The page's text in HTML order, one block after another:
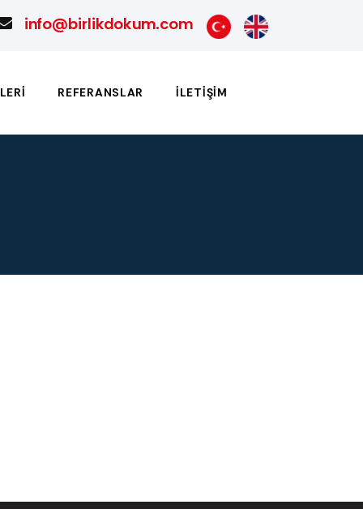
info@birlikdokum.com
REFERANSLAR İLETIŞIM